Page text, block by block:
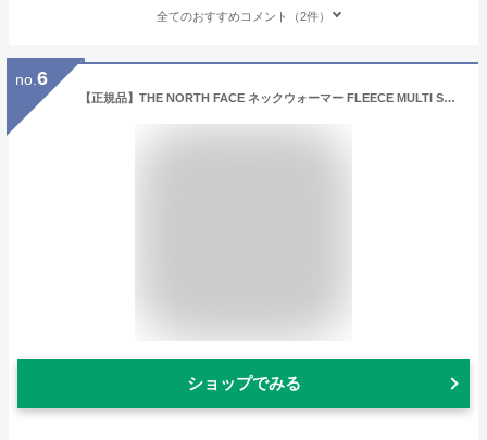
全てのおすすめコメント（2件）
no. 6
【正規品】THE NORTH FACE ネックウォーマー FLEECE MULTI SCARF NA5BQ80 ★ NA5BQ81 ★ NA5BQ82 ★ NA5BQ83★ NA5BQ84 ★ NA5BQ85 ☆ マフラー ノースフェイス 【関税込/送料無料】
ショップでみる